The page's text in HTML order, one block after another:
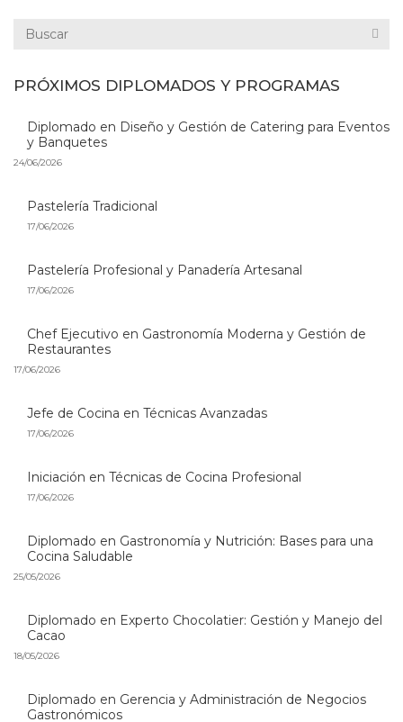
PRÓXIMOS DIPLOMADOS Y PROGRAMAS
Diplomado en Diseño y Gestión de Catering para Eventos
y Banquetes
24/06/2026
Pastelería Tradicional
17/06/2026
Pastelería Profesional y Panadería Artesanal
17/06/2026
Chef Ejecutivo en Gastronomía Moderna y Gestión de
Restaurantes
17/06/2026
Jefe de Cocina en Técnicas Avanzadas
17/06/2026
Iniciación en Técnicas de Cocina Profesional
17/06/2026
Diplomado en Gastronomía y Nutrición: Bases para una
Cocina Saludable
25/05/2026
Diplomado en Experto Chocolatier: Gestión y Manejo del
Cacao
18/05/2026
Diplomado en Gerencia y Administración de Negocios
Gastronómicos